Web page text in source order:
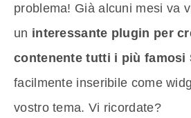
problema! Già alcuni mesi va
un interessante plugin per
contenente tutti i più famosi
facilmente inseribile come
vostro tema. Vi ricordate?